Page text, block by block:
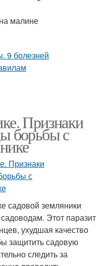
малине
Признаки
борьбы с
садовой земляники
Этот паразит
ухудшая качество
защитить садовую
следить за